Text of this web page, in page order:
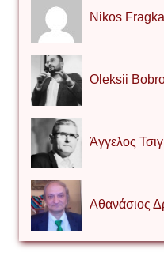
Nikos
Oleksii
Άγγελος
Αθανάσιος